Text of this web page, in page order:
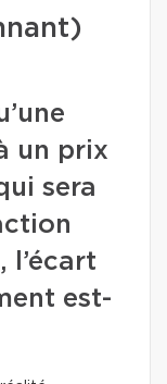
un prix
sera
l’écart
est-